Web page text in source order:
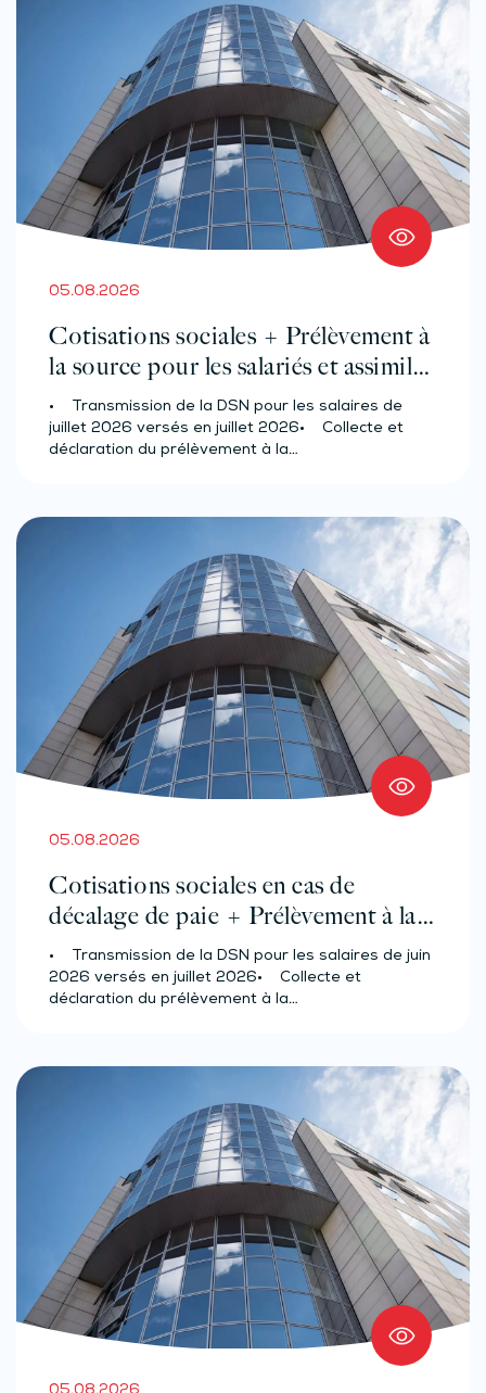
05.08.2026
Cotisations sociales + Prélèvement à
la source pour les salariés et assimilés
(effectif d’au moins 50 salariés)
• Transmission de la DSN pour les salaires de
juillet 2026 versés en juillet 2026• Collecte et
déclaration du prélèvement à la…
05.08.2026
Cotisations sociales en cas de
décalage de paie + Prélèvement à la
source des salariés et assimilés
(effectif d’au moins 50 salariés)
• Transmission de la DSN pour les salaires de juin
2026 versés en juillet 2026• Collecte et
déclaration du prélèvement à la…